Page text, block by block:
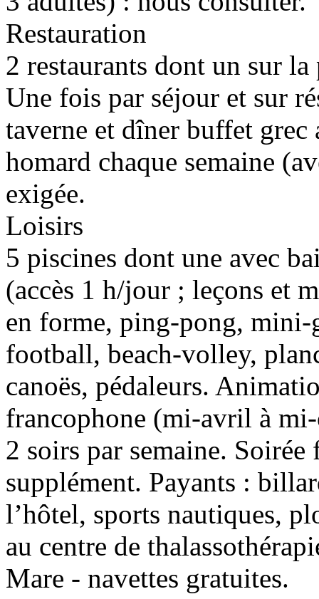
Restauration
2 restaurants dont un sur
Une fois par séjour et sur
taverne et dîner buffet grec
homard chaque semaine
exigée.
Loisirs
5 piscines dont une avec
(accès 1 h/jour ; leçons et
en forme, ping-pong,
football, beach-volley,
canoës, pédaleurs.
francophone (mi-avril à
2 soirs par semaine.
supplément. Payants :
l’hôtel, sports nautiques,
au centre de
Mare - navettes gratuites.